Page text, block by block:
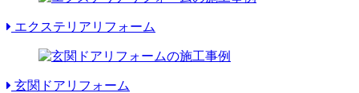
エクステリアリフォーム
玄関ドアリフォーム